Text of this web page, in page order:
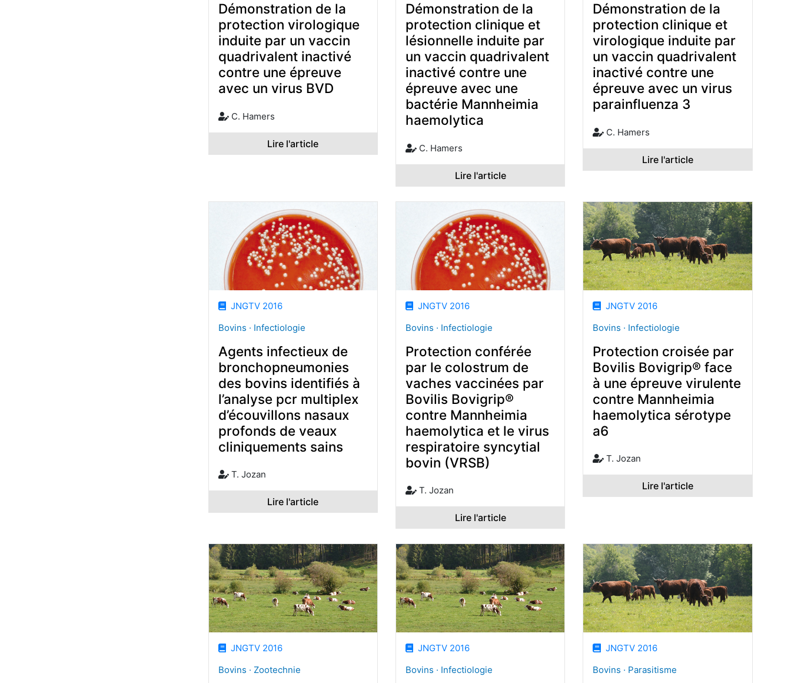
Démonstration de la
protection virologique
induite par un vaccin
quadrivalent inactivé
contre une épreuve
avec un virus BVD
C. Hamers
Lire l'article
Démonstration de la
protection clinique et
lésionnelle induite par
un vaccin quadrivalent
inactivé contre une
épreuve avec une
bactérie Mannheimia
haemolytica
C. Hamers
Lire l'article
Démonstration de la
protection clinique et
virologique induite par
un vaccin quadrivalent
inactivé contre une
épreuve avec un virus
parainfluenza 3
C. Hamers
Lire l'article
JNGTV 2016
Bovins · Infectiologie
Agents infectieux de
bronchopneumonies
des bovins identifiés à
l’analyse pcr multiplex
d’écouvillons nasaux
profonds de veaux
cliniquements sains
T. Jozan
Lire l'article
JNGTV 2016
Bovins · Infectiologie
Protection conférée
par le colostrum de
vaches vaccinées par
Bovilis Bovigrip®
contre Mannheimia
haemolytica et le virus
respiratoire syncytial
bovin (VRSB)
T. Jozan
Lire l'article
JNGTV 2016
Bovins · Infectiologie
Protection croisée par
Bovilis Bovigrip® face
à une épreuve virulente
contre Mannheimia
haemolytica sérotype
a6
T. Jozan
Lire l'article
JNGTV 2016
Bovins · Zootechnie
JNGTV 2016
Bovins · Infectiologie
JNGTV 2016
Bovins · Parasitisme